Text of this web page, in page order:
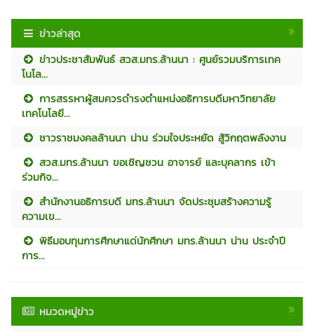
ข่าวล่าสุด
ข่าวประชาสัมพันธ์ สวส.มทร.ล้านนา : ศูนย์รวมบริการเทค
โนโล...
การสรรหาผู้สมควรดำรงตำแหน่งอธิการบดีมหาวิทยาลัย
เทคโนโลยี...
ชาวราชมงคลล้านนา น่าน ร่วมใจประหยัด สู้วิกฤตพลังงาน
สวส.มทร.ล้านนา ขอเชิญชวน อาจารย์ และบุคลากร เข้า
ร่วมกิจ...
สำนักงานอธิการบดี มทร.ล้านนา จัดประชุมสร้างความรู้
ความเข...
พิธีมอบทุนการศึกษาแด่นักศึกษา มทร.ล้านนา น่าน ประจำปี
การ...
หมวดหมู่ข่าว